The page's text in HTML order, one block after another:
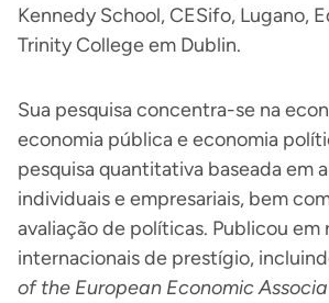
Kennedy School, CESifo, Lugano,
Trinity College em Dublin.
Sua pesquisa concentra-se na
economia pública e economia
pesquisa quantitativa baseada em
individuais e empresariais, bem
avaliação de políticas. Publicou em
internacionais de prestígio,
of the European Economic